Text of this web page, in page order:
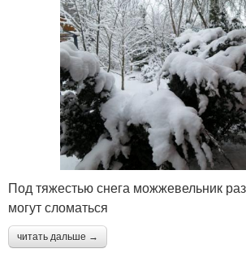
Под тяжестью снега можжевельник
могут сломаться
читать дальше →